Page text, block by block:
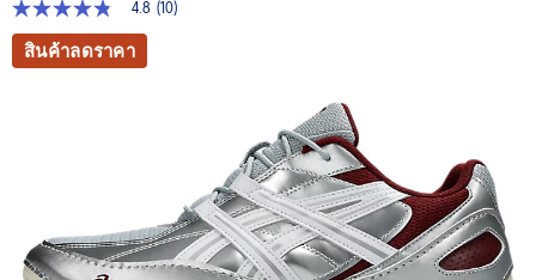
4.8
จาก
ดาว
เดียวกัน
4.8 (10)
สินค้าลดราคา